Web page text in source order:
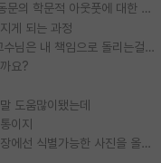
포스텍 억까에 대해 (동문의 학문적 아웃풋에 대한 반박)
게 되는 과정
왜 후배가 못하는걸 교수님은 내 책임으로 돌리는걸까요?
요?
도움많이됐는데
이지
정보보안 연구하는 입장에선 식별가능한 사진을 올리는건 비추이긴함